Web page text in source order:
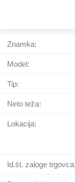
Znamka:
Model:
Tip:
Neto teža:
Lokacija:
Id.št. zaloge trgovca: